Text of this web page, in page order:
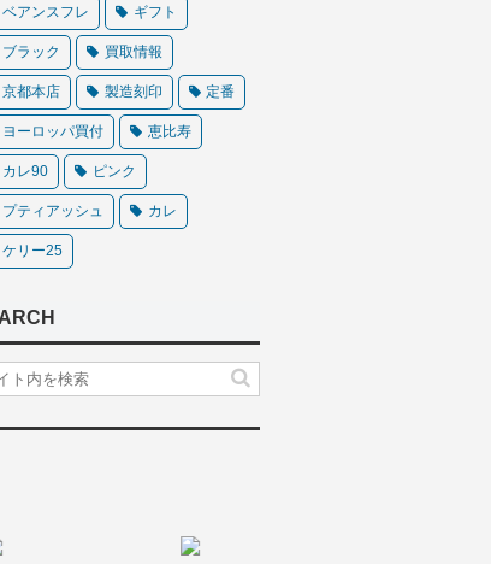
ベアンスフレ ギフト
ブラック 買取情報
京都本店 製造刻印 定番
ヨーロッパ買付 恵比寿
カレ90 ピンク
プティアッシュ カレ
ケリー25